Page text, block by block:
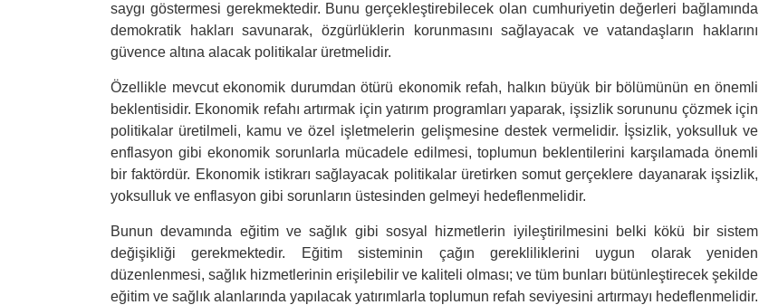
saygı göstermesi gerekmektedir. Bunu gerçekleştirebilecek olan cumhuriyetin değerleri bağlamında
demokratik hakları savunarak, özgürlüklerin korunmasını sağlayacak ve vatandaşların haklarını
güvence altına alacak politikalar üretmelidir.
Özellikle mevcut ekonomik durumdan ötürü ekonomik refah, halkın büyük bir bölümünün en önemli
beklentisidir. Ekonomik refahı artırmak için yatırım programları yaparak, işsizlik sorununu çözmek için
politikalar üretilmeli, kamu ve özel işletmelerin gelişmesine destek vermelidir. İşsizlik, yoksulluk ve
enflasyon gibi ekonomik sorunlarla mücadele edilmesi, toplumun beklentilerini karşılamada önemli
bir faktördür. Ekonomik istikrarı sağlayacak politikalar üretirken somut gerçeklere dayanarak işsizlik,
yoksulluk ve enflasyon gibi sorunların üstesinden gelmeyi hedeflenmelidir.
Bunun devamında eğitim ve sağlık gibi sosyal hizmetlerin iyileştirilmesini belki kökü bir sistem
değişikliği gerekmektedir. Eğitim sisteminin çağın gerekliliklerini uygun olarak yeniden
düzenlenmesi, sağlık hizmetlerinin erişilebilir ve kaliteli olması; ve tüm bunları bütünleştirecek şekilde
eğitim ve sağlık alanlarında yapılacak yatırımlarla toplumun refah seviyesini artırmayı hedeflenmelidir.